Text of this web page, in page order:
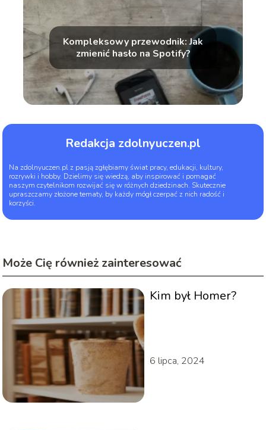
Kompleksowy przewodnik: Jak
zmienić hasło na Spotify?
Redakcja zdolnyuczen.pl
Na zdolnyuczen.pl z pasją zgłębiamy świat pracy, edukacji, kultury,
rozrywki i hobby. Dzielimy się wiedzą, aby inspirować i pomagać
naszym czytelnikom rozwijać się w różnych dziedzinach. Skutecznie
upraszczamy złożone tematy, by każdy mógł czerpać z nich radość i
korzyści.
Może Cię również zainteresować
Kim był Homer?
6 lipca, 2024